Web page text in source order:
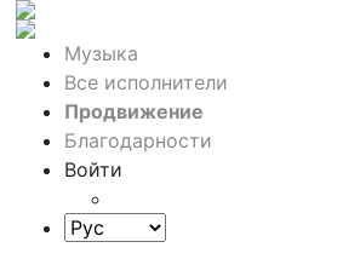
Музыка
Все исполнители
Продвижение
Благодарности
Войти